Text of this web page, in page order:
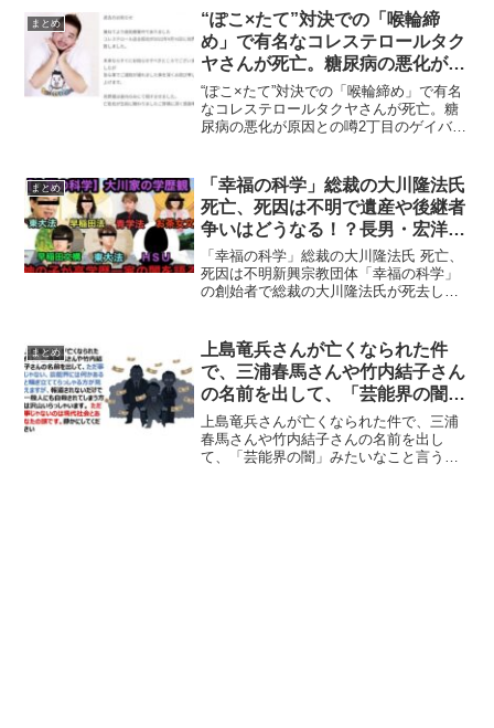
について、自分にとっては「高橋和希」
は、剛球超人イッキマンの...
まとめ
“ぽこ×たて”対決での「喉輪締
め」で有名なコレステロールタク
ヤさんが死亡。糖尿病の悪化が原
因との噂
“ぽこ×たて”対決での「喉輪締め」で有名
なコレステロールタクヤさんが死亡。糖
尿病の悪化が原因との噂2丁目のゲイバー
締め」を披露したことで知られるコレス
テロールタ...
まとめ
「幸福の科学」総裁の大川隆法氏
死亡、死因は不明で遺産や後継者
争いはどうなる！？長男・宏洋氏
が前日に「本日以降宏洋がもし急
死することがあればそれは他殺で
す」と発言も・・・【動画有】
「幸福の科学」総裁の大川隆法氏 死亡、
死因は不明新興宗教団体「幸福の科学」
の創始者で総裁の大川隆法氏が死去した
京・港区の自宅で倒れ、病院に搬送され
たものの、きょう午前、...
まとめ
上島竜兵さんが亡くなられた件
で、三浦春馬さんや竹内結子さん
の名前を出して、「芸能界の闇」
みたいなこと言う人がいます
が・・・
上島竜兵さんが亡くなられた件で、三浦
春馬さんや竹内結子さんの名前を出し
て、「芸能界の闇」みたいなこと言う人